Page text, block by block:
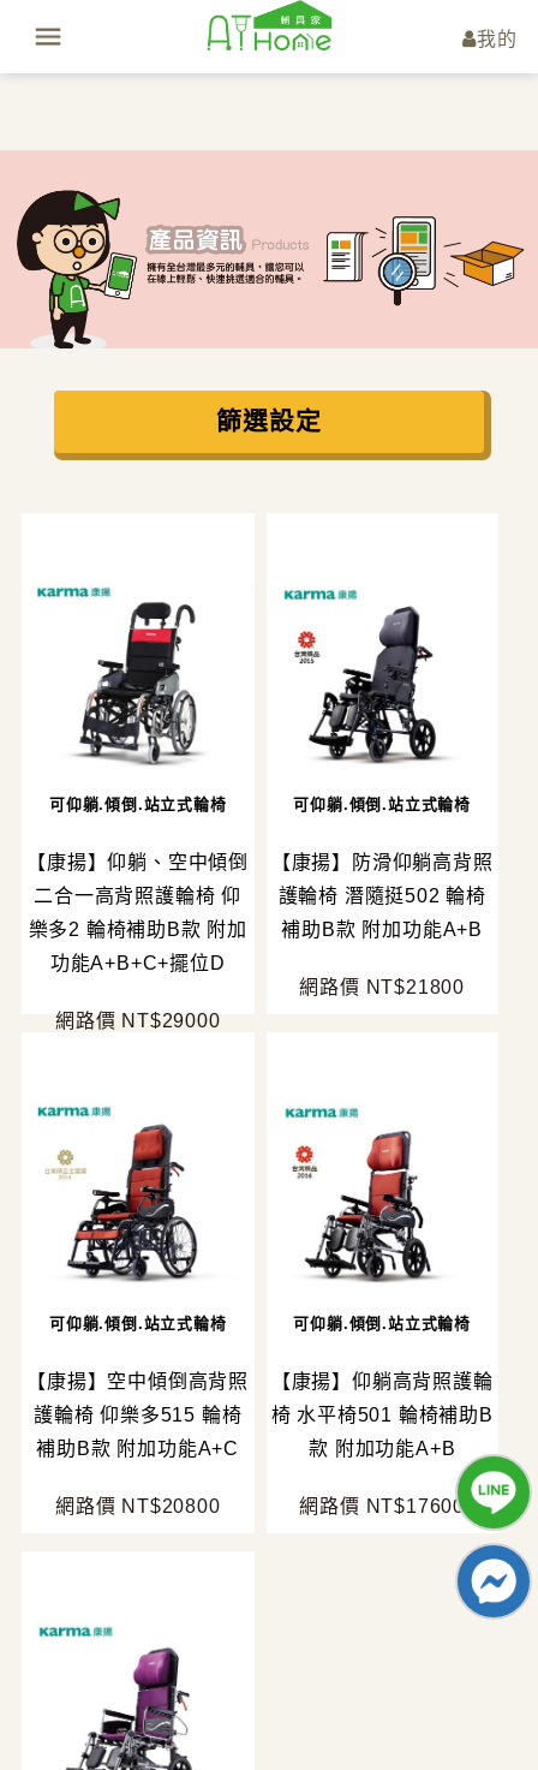
我的
篩選設定
可仰躺.傾倒.站立式輪椅
【康揚】仰躺、空中傾倒
二合一高背照護輪椅 仰
樂多2 輪椅補助B款 附加
功能A+B+C+擺位D
網路價 NT$29000
可仰躺.傾倒.站立式輪椅
【康揚】防滑仰躺高背照
護輪椅 潛隨挺502 輪椅
補助B款 附加功能A+B
網路價 NT$21800
可仰躺.傾倒.站立式輪椅
【康揚】空中傾倒高背照
護輪椅 仰樂多515 輪椅
補助B款 附加功能A+C
網路價 NT$20800
可仰躺.傾倒.站立式輪椅
【康揚】仰躺高背照護輪
椅 水平椅501 輪椅補助B
款 附加功能A+B
網路價 NT$17600